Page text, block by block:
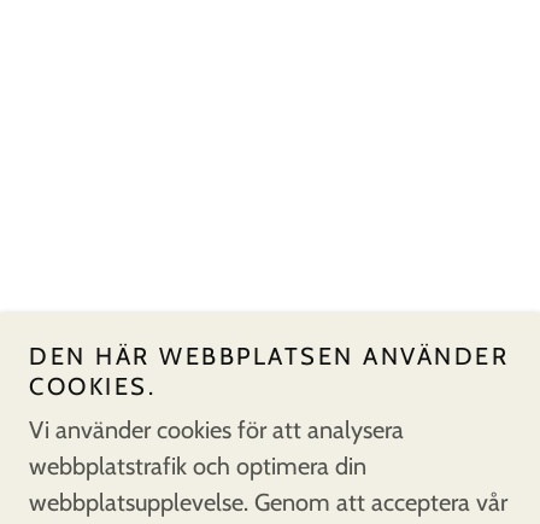
Copyright © 2025 KEAB - Med ensamrätt.
DEN HÄR WEBBPLATSEN ANVÄNDER
COOKIES.
Vi använder cookies för att analysera
webbplatstrafik och optimera din
webbplatsupplevelse. Genom att acceptera vår